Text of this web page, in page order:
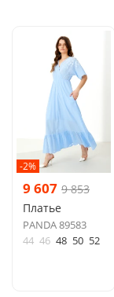
-2%
9 607 9 853
Платье
PANDA 89583
44 46 48 50 52